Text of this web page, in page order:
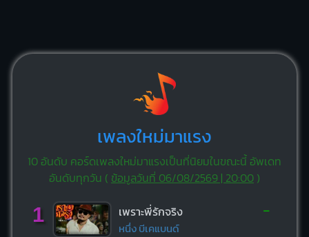
เพลงใหม่มาแรง
10 อันดับ คอร์ดเพลงใหม่มาแรงเป็นที่นิยมในขณะนี้ อัพเดท
อันดับทุกวัน ( ข้อมูลวันที่ 06/08/2569 | 20:00)
1 เพราะพี่รักจริง
หนึ่ง บีเคแบนด์
-